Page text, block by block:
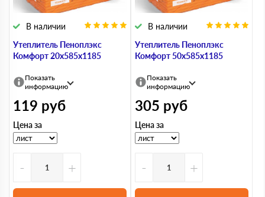
Утеплитель Пеноплэкс
Комфорт 20х585х1185
В наличии
Показать
информацию
119 руб
Цена за
- +
Утеплитель Пеноплэкс
Комфорт 50х585х1185
В наличии
Показать
информацию
305 руб
Цена за
- +